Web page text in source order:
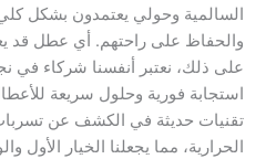
السالمية وحولي يعتمدون بشكل
والحفاظ على راحتهم. أي عطل قد
على ذلك، نعتبر أنفسنا شركاء في
استجابة فورية وحلول سريعة
تقنيات حديثة في الكشف عن
الحرارية، مما يجعلنا الخيار الأول